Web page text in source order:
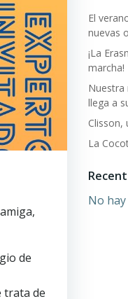
de
trata de
El
nuevas
¡La
marcha!
Nuestra
llega a
Clisson,
La
No